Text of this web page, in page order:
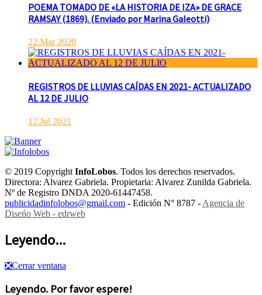
POEMA TOMADO DE «LA HISTORIA DE IZA» DE GRACE
RAMSAY (1869). (Enviado por Marina Galeotti)
22.Mar 2020
REGISTROS DE LLUVIAS CAÍDAS EN 2021- ACTUALIZADO
AL 12 DE JULIO
12.Jul 2021
© 2019 CopyrightInfoLobos. Todos los derechos reservados.
Directora: Alvarez Gabriela. Propietaria: Alvarez Zunilda Gabriela.
Nº de Registro DNDA 2020-61447458.
publicidadinfolobos@gmail.com - Edición N° 8787 -Agencia de
Diseńo Web - edrweb
Leyendo...
❎Cerrar ventana
Leyendo. Por favor espere!